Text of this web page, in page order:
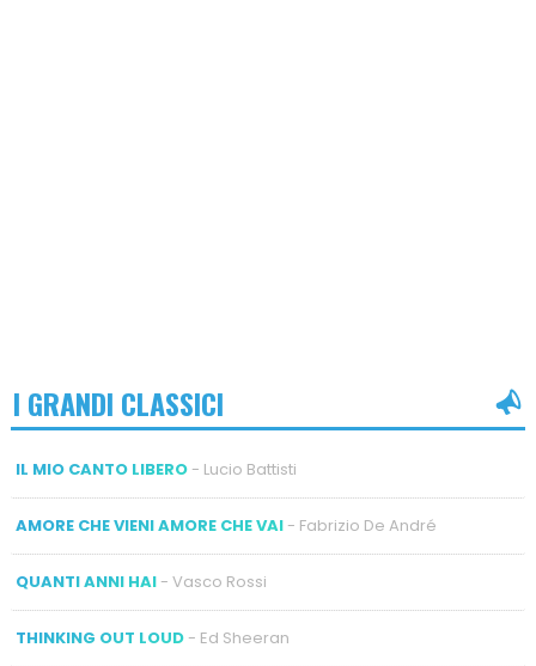
I GRANDI CLASSICI
IL MIO CANTO LIBERO- Lucio Battisti
AMORE CHE VIENI AMORE CHE VAI- Fabrizio De André
QUANTI ANNI HAI- Vasco Rossi
THINKING OUT LOUD- Ed Sheeran